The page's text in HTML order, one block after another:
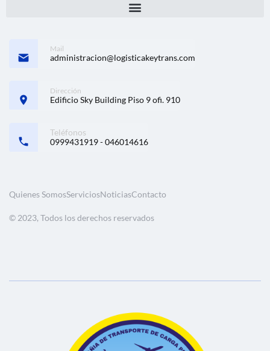
Mail
administracion@logisticakeytrans.com
Dirección
Edificio Sky Building Piso 9 ofi. 910
Teléfonos
0999431919 - 046014616
Quienes SomosServiciosNoticiasContacto
© 2023, Todos los derechos reservados